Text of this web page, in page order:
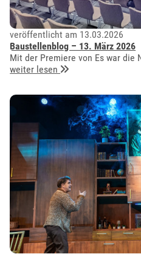
veröffentlicht am 13.03.2026
Baustellenblog – 13. März 2026
Mit der Premiere von Es war die
weiter lesen